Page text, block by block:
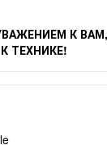
УВАЖЕНИЕМ К
К ТЕХНИКЕ!